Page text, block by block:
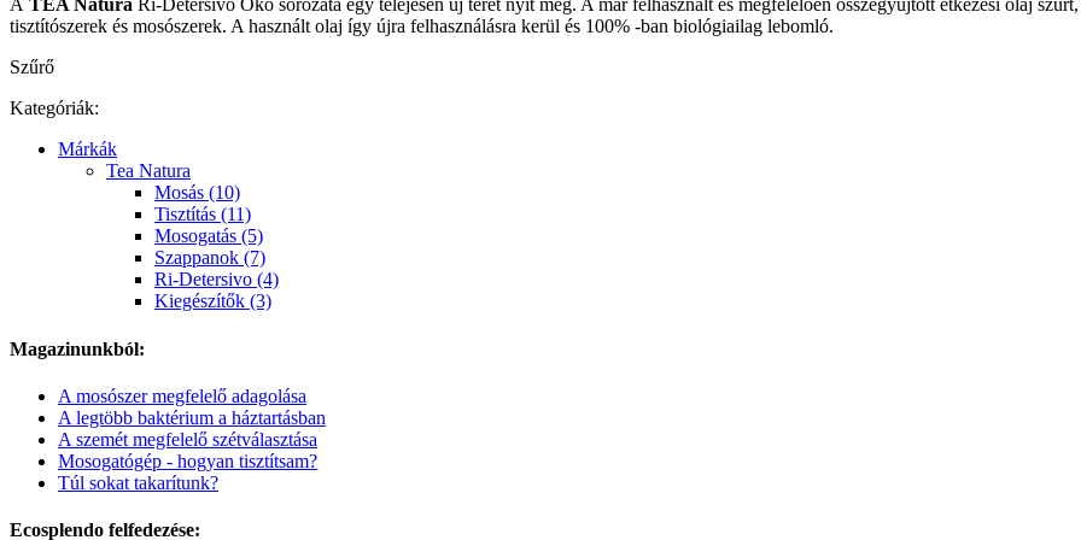
A TEA Natura Ri-Detersivo Öko sorozata egy telejesen új teret nyit meg. A már felhasznált és megfelelően összegyűjtött étkezési olaj
tisztítószerek és mosószerek. A használt olaj így újra felhasználásra kerül és 100% -ban biológiailag lebomló.
Szűrő
Kategóriák:
Márkák
Tea Natura
Mosás (10)
Tisztítás (11)
Mosogatás (5)
Szappanok (7)
Ri-Detersivo (4)
Kiegészítők (3)
Magazinunkból:
A mosószer megfelelő adagolása
A legtöbb baktérium a háztartásban
A szemét megfelelő szétválasztása
Mosogatógép - hogyan tisztítsam?
Túl sokat takarítunk?
Ecosplendo felfedezése: